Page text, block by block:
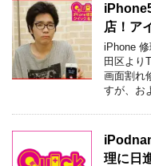
店！ア
iPhone
田区より
画面割れ
すが、お
理に日